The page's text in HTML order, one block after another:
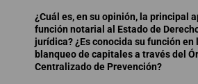
¿Cuál es, en su opinión, la principal
función notarial al Estado de
jurídica? ¿Es conocida su función en
blanqueo de capitales a través del
Centralizado de Prevención?